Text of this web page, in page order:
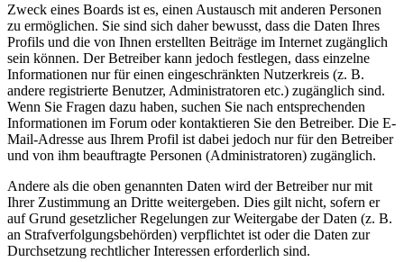
Zweck eines Boards ist es, einen Austausch mit anderen Personen
zu ermöglichen. Sie sind sich daher bewusst, dass die Daten Ihres
Profils und die von Ihnen erstellten Beiträge im Internet zugänglich
sein können. Der Betreiber kann jedoch festlegen, dass einzelne
Informationen nur für einen eingeschränkten Nutzerkreis (z. B.
andere registrierte Benutzer, Administratoren etc.) zugänglich sind.
Wenn Sie Fragen dazu haben, suchen Sie nach entsprechenden
Informationen im Forum oder kontaktieren Sie den Betreiber. Die E-
Mail-Adresse aus Ihrem Profil ist dabei jedoch nur für den Betreiber
und von ihm beauftragte Personen (Administratoren) zugänglich.
Andere als die oben genannten Daten wird der Betreiber nur mit
Ihrer Zustimmung an Dritte weitergeben. Dies gilt nicht, sofern er
auf Grund gesetzlicher Regelungen zur Weitergabe der Daten (z. B.
an Strafverfolgungsbehörden) verpflichtet ist oder die Daten zur
Durchsetzung rechtlicher Interessen erforderlich sind.